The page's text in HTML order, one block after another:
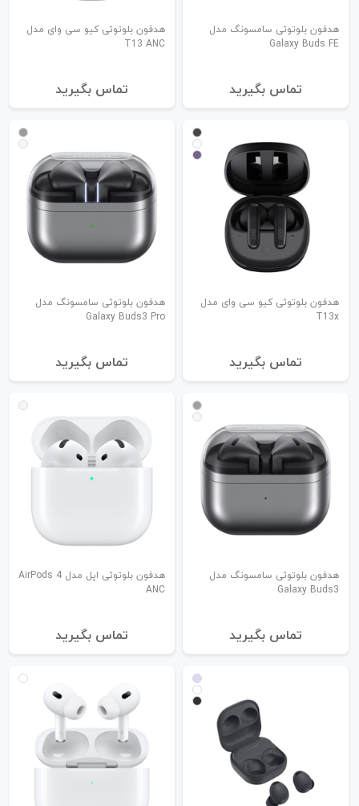
هدفون بلوتوثی سامسونگ مدل
Galaxy Buds FE
تماس بگیرید
هدفون بلوتوثی کیو سی وای مدل
T13 ANC
تماس بگیرید
هدفون بلوتوثی کیو سی وای مدل
T13x
تماس بگیرید
هدفون بلوتوثی سامسونگ مدل
Galaxy Buds3 Pro
تماس بگیرید
هدفون بلوتوثی سامسونگ مدل
Galaxy Buds3
تماس بگیرید
هدفون بلوتوثی اپل مدل AirPods 4
ANC
تماس بگیرید